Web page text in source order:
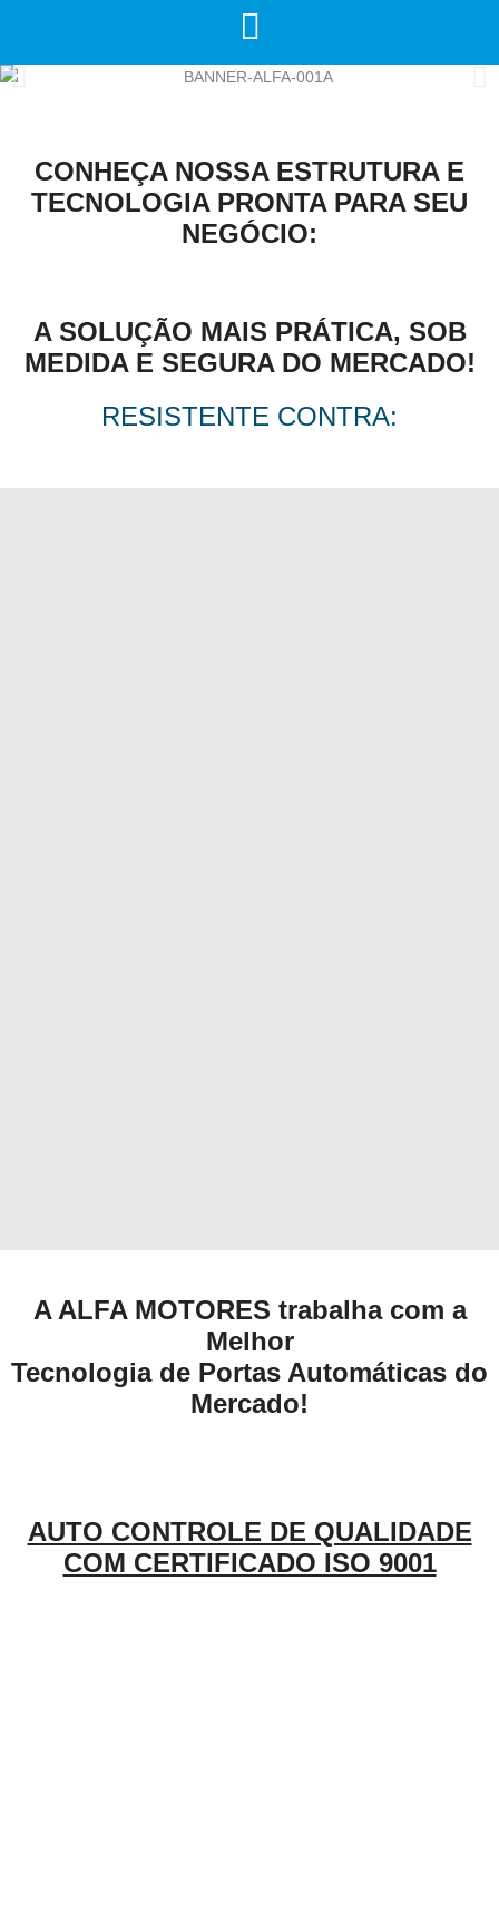
CONHEÇA NOSSA ESTRUTURA E
TECNOLOGIA PRONTA PARA SEU
NEGÓCIO:
A SOLUÇÃO MAIS PRÁTICA, SOB
MEDIDA E SEGURA DO MERCADO!
RESISTENTE CONTRA:
A ALFA MOTORES trabalha com a
Melhor
Tecnologia de Portas Automáticas do
Mercado!
AUTO CONTROLE DE QUALIDADE
COM CERTIFICADO ISO 9001